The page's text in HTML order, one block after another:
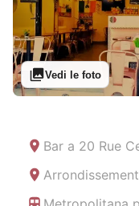
Vedi le foto
Bar a 20 Rue